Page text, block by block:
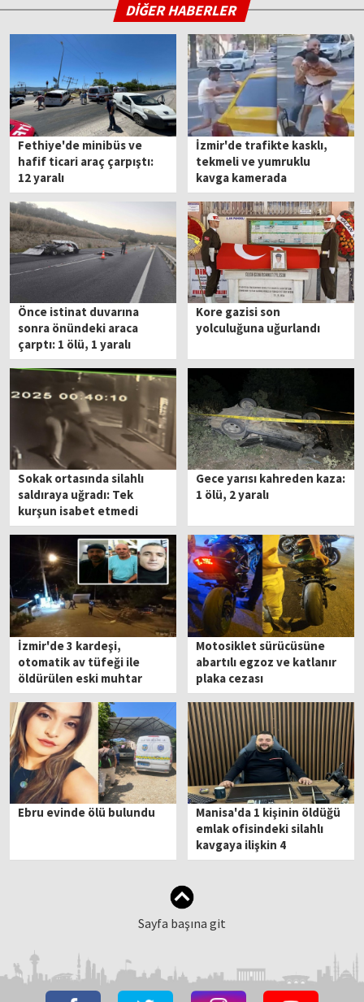
DİĞER HABERLER
Fethiye'de minibüs ve
hafif ticari araç çarpıştı:
12 yaralı
İzmir'de trafikte kasklı,
tekmeli ve yumruklu
kavga kamerada
Önce istinat duvarına
sonra önündeki araca
çarptı: 1 ölü, 1 yaralı
Kore gazisi son
yolculuğuna uğurlandı
Sokak ortasında silahlı
saldıraya uğradı: Tek
kurşun isabet etmedi
Gece yarısı kahreden kaza:
1 ölü, 2 yaralı
İzmir'de 3 kardeşi,
otomatik av tüfeği ile
öldürülen eski muhtar
tutuklandı
Motosiklet sürücüsüne
abartılı egzoz ve katlanır
plaka cezası
Ebru evinde ölü bulundu
Manisa'da 1 kişinin öldüğü
emlak ofisindeki silahlı
kavgaya ilişkin 4
tutuklama
Sayfa başına git